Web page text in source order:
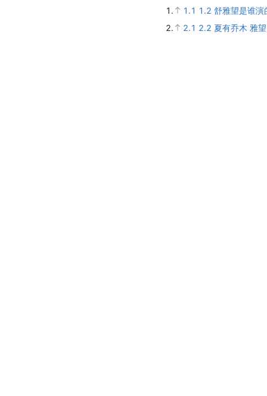
1. 1.1 1.2 舒雅望是谁演
2.
2.1 2.2 夏有乔木 雅